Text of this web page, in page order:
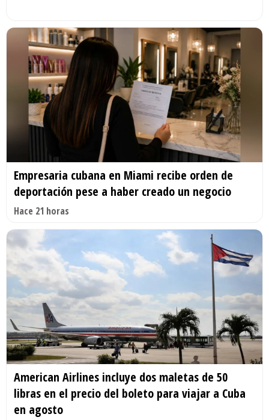
Empresaria cubana en Miami recibe orden de
deportación pese a haber creado un negocio
Hace 21 horas
American Airlines incluye dos maletas de 50
libras en el precio del boleto para viajar a Cuba
en agosto